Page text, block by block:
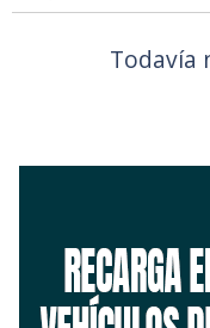
Todavía